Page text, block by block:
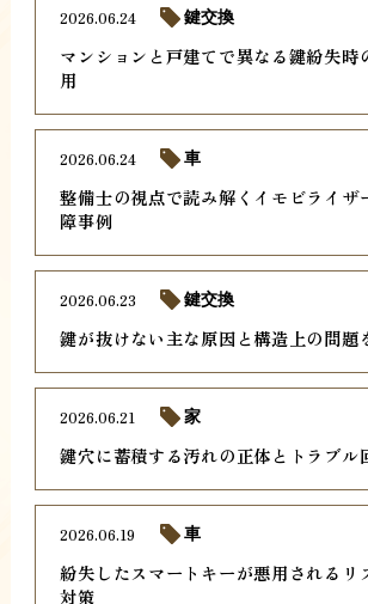
マンションと戸建てで異なる鍵紛失時
用
2026.06.24 鍵交換
整備士の視点で読み解くイモビライザ
障事例
2026.06.24 車
鍵が抜けない主な原因と構造上の問題
2026.06.23 鍵交換
鍵穴に蓄積する汚れの正体とトラブル
2026.06.21 家
紛失したスマートキーが悪用されるリ
対策
2026.06.19 車